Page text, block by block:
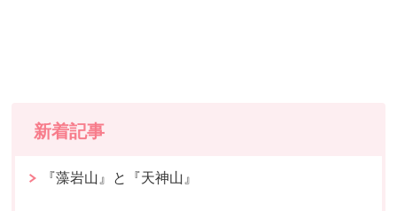
新着記事
『藻岩山』と『天神山』